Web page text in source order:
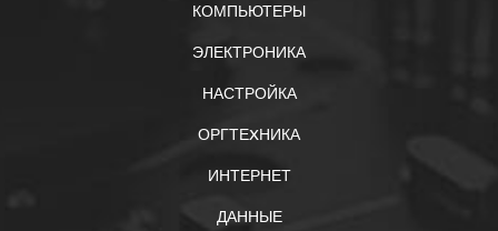
КОМПЬЮТЕРЫ
ЭЛЕКТРОНИКА
НАСТРОЙКА
ОРГТЕXНИКА
ИНТЕРНЕТ
ДАННЫЕ